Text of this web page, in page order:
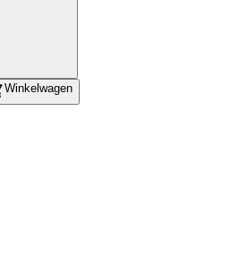
Winkelwagen